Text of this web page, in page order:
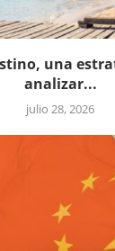
una
analizar...
julio 28, 2026